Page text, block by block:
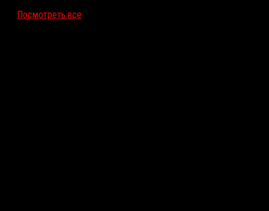
Посмотреть все